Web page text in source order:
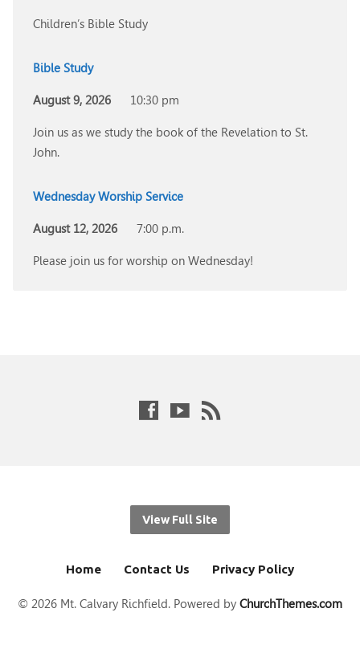
Children’s Bible Study
Bible Study
August 9, 2026 10:30 pm
Join us as we study the book of the Revelation to St.
John.
Wednesday Worship Service
August 12, 2026 7:00 p.m.
Please join us for worship on Wednesday!
View Full Site
Home Contact Us Privacy Policy
© 2026 Mt. Calvary Richfield. Powered by ChurchThemes.com